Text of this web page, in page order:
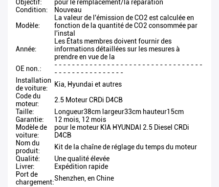
Objectif:
pour le remplacement/la réparation
Condition:
Nouveau
Modèle:
La valeur de l'émission de CO2 est calculée en
fonction de la quantité de CO2 consommée par
l'instal
Année:
Les États membres doivent fournir des
informations détaillées sur les mesures à
prendre en vue de la
OE non.:
- - - - - - - - - - - - - - - - - - - - - - - - - - - - - - - - - -
- - - - - - - - - - - - - - - -
Installation
de voiture:
Kia, Hyundai et autres
Code du
moteur:
2.5 Moteur CRDi D4CB
Taille:
Longueur38cm largeur33cm hauteur15cm
Garantie:
12 mois, 12 mois
Modèle de
voiture:
pour le moteur KIA HYUNDAI 2.5 Diesel CRDi
D4CB
Nom du
produit:
Kit de la chaîne de réglage du temps du moteur
Qualité:
Une qualité élevée
Livrer:
Expédition rapide
Port de
chargement:Shenzhen, en Chine